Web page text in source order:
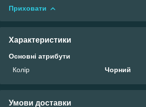
Приховати
Характеристики
Основні атрибути
Колір
Чорний
Умови доставки